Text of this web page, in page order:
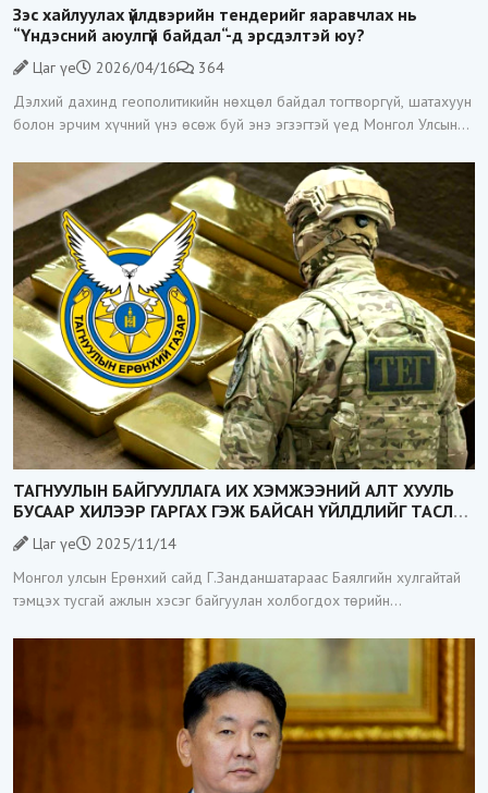
Зэс хайлуулах үйлдвэрийн тендерийг яаравчлах нь
“Үндэсний аюулгүй байдал“-д эрсдэлтэй юу?
Цаг үе 2026/04/16
364
Дэлхий дахинд геополитикийн нөхцөл байдал тогтворгүй, шатахуун
болон эрчим хүчний үнэ өсөж буй энэ эгзэгтэй үед Монгол Улсын
зарласан нь
ТАГНУУЛЫН БАЙГУУЛЛАГА ИХ ХЭМЖЭЭНИЙ АЛТ ХУУЛЬ
БУСААР ХИЛЭЭР ГАРГАХ ГЭЖ БАЙСАН ҮЙЛДЛИЙГ ТАСЛАН
ЗОГСООЛОО
Цаг үе
2025/11/14
Монгол улсын Ерөнхий сайд Г.Занданшатараас Баялгийн хулгайтай
тэмцэх тусгай ажлын хэсэг байгуулан холбогдох төрийн